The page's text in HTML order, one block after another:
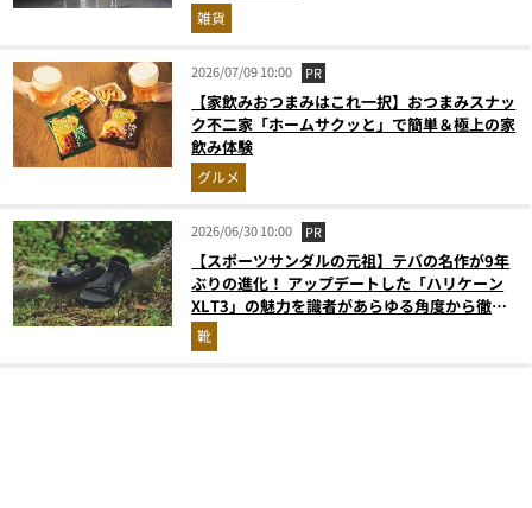
雑貨
2026/07/09 10:00 PR
【家飲みおつまみはこれ一択】おつまみスナッ
ク不二家「ホームサクッと」で簡単＆極上の家
飲み体験
グルメ
2026/06/30 10:00 PR
【スポーツサンダルの元祖】テバの名作が9年
ぶりの進化！ アップデートした「ハリケーン
XLT3」の魅力を識者があらゆる角度から徹底
解説！
靴